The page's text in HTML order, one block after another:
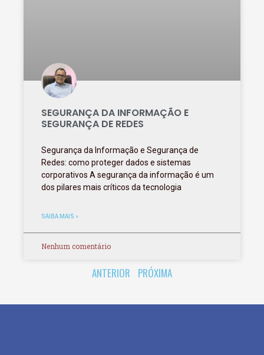
SEGURANÇA DA INFORMAÇÃO E
SEGURANÇA DE REDES
Segurança da Informação e Segurança de
Redes: como proteger dados e sistemas
corporativos A segurança da informação é um
dos pilares mais críticos da tecnologia
SAIBA MAIS »
Nenhum comentário
ANTERIOR PRÓXIMA